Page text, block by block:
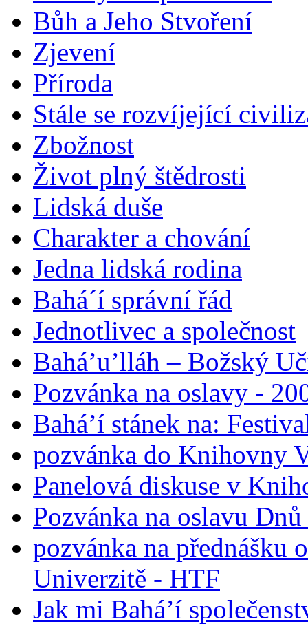
Bůh a Jeho Stvoření
Zjevení
Příroda
Stále se rozvíjející
Zbožnost
Život plný štědrosti
Lidská duše
Charakter a chování
Jedna lidská rodina
Bahá´í správní řád
Jednotlivec a společnost
Bahá’u’lláh – Božský
Pozvánka na oslavy -
Bahá’í stánek na:
pozvánka do Knihovny
Panelová diskuse v
Pozvánka na oslavu
pozvánka na přednášku
Univerzitě - HTF
Jak mi Bahá’í